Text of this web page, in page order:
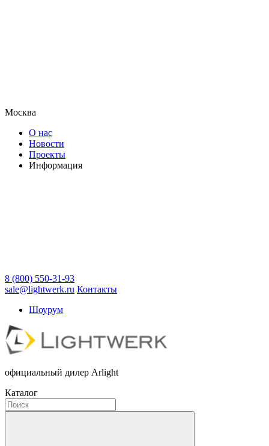
Москва
О нас
Новости
Проекты
Информация
8 (800) 550-31-93
sale@lightwerk.ru Контакты
Шоурум
официальный дилер Arlight
Каталог